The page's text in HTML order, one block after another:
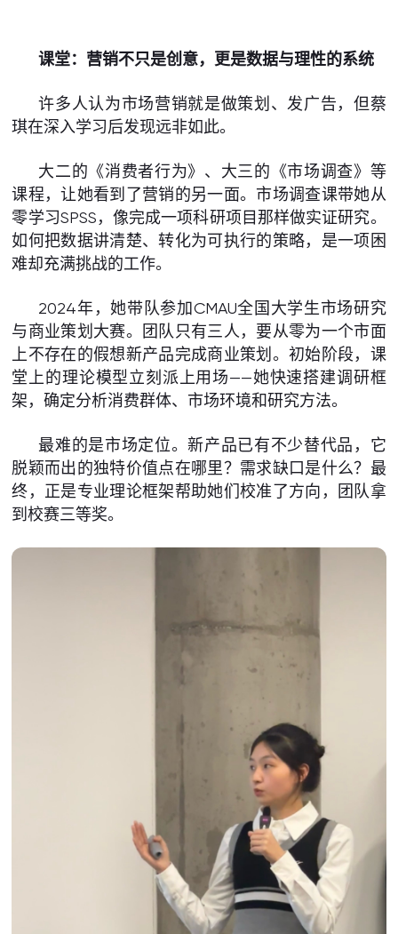
课堂：营销不只是创意，更是数据与理性的系统
许多人认为市场营销就是做策划、发广告，但蔡
琪在深入学习后发现远非如此。
大二的《消费者行为》、大三的《市场调查》等
课程，让她看到了营销的另一面。市场调查课带她从
零学习SPSS，像完成一项科研项目那样做实证研究。
如何把数据讲清楚、转化为可执行的策略，是一项困
难却充满挑战的工作。
2024年，她带队参加CMAU全国大学生市场研究
与商业策划大赛。团队只有三人，要从零为一个市面
上不存在的假想新产品完成商业策划。初始阶段，课
堂上的理论模型立刻派上用场——她快速搭建调研框
架，确定分析消费群体、市场环境和研究方法。
最难的是市场定位。新产品已有不少替代品，它
脱颖而出的独特价值点在哪里？需求缺口是什么？最
终，正是专业理论框架帮助她们校准了方向，团队拿
到校赛三等奖。